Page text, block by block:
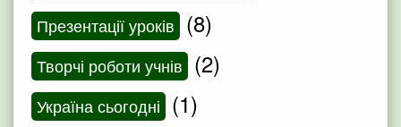
Презентації уроків (8)
Творчі роботи учнів (2)
Україна сьогодні (1)